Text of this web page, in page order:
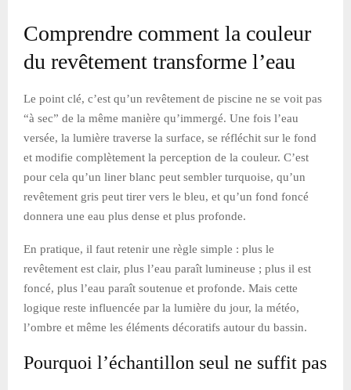
Comprendre comment la couleur
du revêtement transforme l’eau
Le point clé, c’est qu’un revêtement de piscine ne se voit pas
“à sec” de la même manière qu’immergé. Une fois l’eau
versée, la lumière traverse la surface, se réfléchit sur le fond
et modifie complètement la perception de la couleur. C’est
pour cela qu’un liner blanc peut sembler turquoise, qu’un
revêtement gris peut tirer vers le bleu, et qu’un fond foncé
donnera une eau plus dense et plus profonde.
En pratique, il faut retenir une règle simple : plus le
revêtement est clair, plus l’eau paraît lumineuse ; plus il est
foncé, plus l’eau paraît soutenue et profonde. Mais cette
logique reste influencée par la lumière du jour, la météo,
l’ombre et même les éléments décoratifs autour du bassin.
Pourquoi l’échantillon seul ne suffit pas